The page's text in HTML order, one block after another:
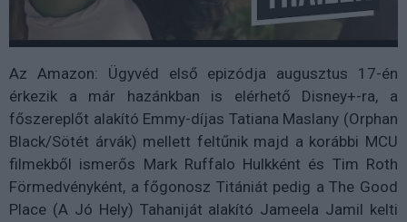
Az Amazon: Ügyvéd első epizódja augusztus 17-én
érkezik a már hazánkban is elérhető Disney+-ra, a
főszereplőt alakító Emmy-díjas Tatiana Maslany (Orphan
Black/Sötét árvák) mellett feltűnik majd a korábbi MCU
filmekből ismerős Mark Ruffalo Hulkként és Tim Roth
Förmedvényként, a főgonosz Titániát pedig a The Good
Place (A Jó Hely) Tahaniját alakító Jameela Jamil kelti